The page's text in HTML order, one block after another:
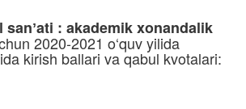
sanʼati : akademik xonandalik
2020-2021 o‘quv yilida
kirish ballari va qabul kvotalari: